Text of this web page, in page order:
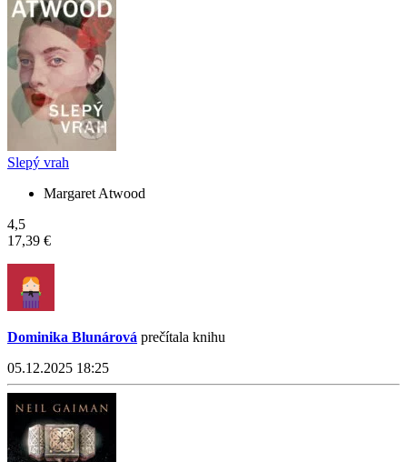
Slepý vrah
Margaret Atwood
4,5
17,39 €
Dominika Blunárová prečítala knihu
05.12.2025 18:25